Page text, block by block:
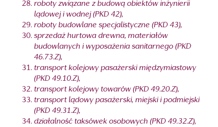
roboty związane z budową obiektów inżynierii
lądowej i wodnej (PKD 42),
roboty budowlane specjalistyczne (PKD 43),
sprzedaż hurtowa drewna, materiałów
budowlanych i wyposażenia sanitarnego (PKD
46.73.Z),
transport kolejowy pasażerski międzymiastowy
(PKD 49.10.Z),
transport kolejowy towarów (PKD 49.20.Z),
transport lądowy pasażerski, miejski i podmiejski
(PKD 49.31.Z),
działalność taksówek osobowych (PKD 49.32.Z),